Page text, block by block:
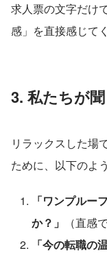
求人票の文字だけ
感」を直接感じて
3. 私たちが
リラックスした場
ために、以下のよ
「ワンプルー
か？」
（直感
「今の転職の